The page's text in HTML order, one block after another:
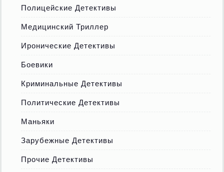
Полицейские Детективы
Медицинский Триллер
Иронические Детективы
Боевики
Криминальные Детективы
Политические Детективы
Маньяки
Зарубежные Детективы
Прочие Детективы